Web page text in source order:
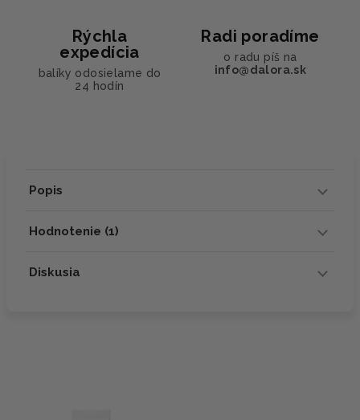
Rýchla
expedícia
balíky odosielame do
24 hodín
Radi poradíme
o radu píš na
info@dalora.sk
Popis
Hodnotenie (1)
Diskusia